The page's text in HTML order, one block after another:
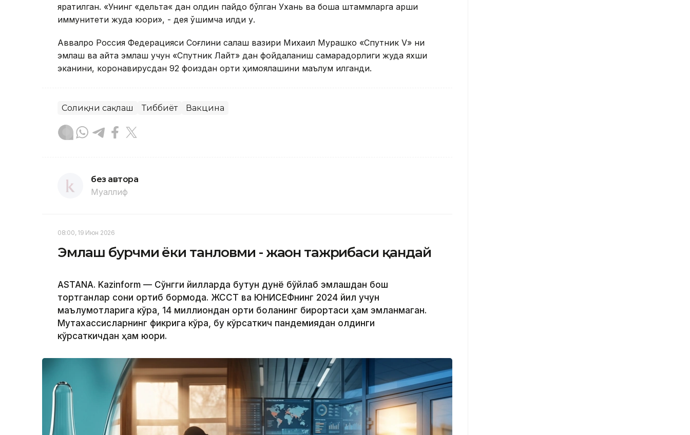
яратилган. «Унинг «дельта« дан олдин пайдо бўлган Ухань ва бошқа штаммларга қарши
иммунитети жуда юқори», - дея қўшимча қилди у.
Aввалроқ Россия Федерацияси Соғлиқни сақлаш вазири Михаил Мурашко «Спутник V» ни
эмлаш ва қайта эмлаш учун «Спутник Лайт» дан фойдаланиш самарадорлиги жуда яхши
эканини, коронавирусдан 92 фоиздан ортиқ ҳимоялашини маълум қилганди.
Соғлиқни сақлаш Тиббиёт Вакцина
без автора
Муаллиф
08:00, 19 Июн 2026
Эмлаш бурчми ёки танловми - жаҳон тажрибаси қандай
ASTANA. Kazinform — Сўнгги йилларда бутун дунё бўйлаб эмлашдан бош
тортганлар сони ортиб бормоқда. ЖССТ ва ЮНИCЕФнинг 2024 йил учун
маълумотларига кўра, 14 миллиондан ортиқ боланинг бирортаси ҳам эмланмаган.
Мутахассисларнинг фикрига кўра, бу кўрсаткич пандемиядан олдинги
кўрсаткичдан ҳам юқори.